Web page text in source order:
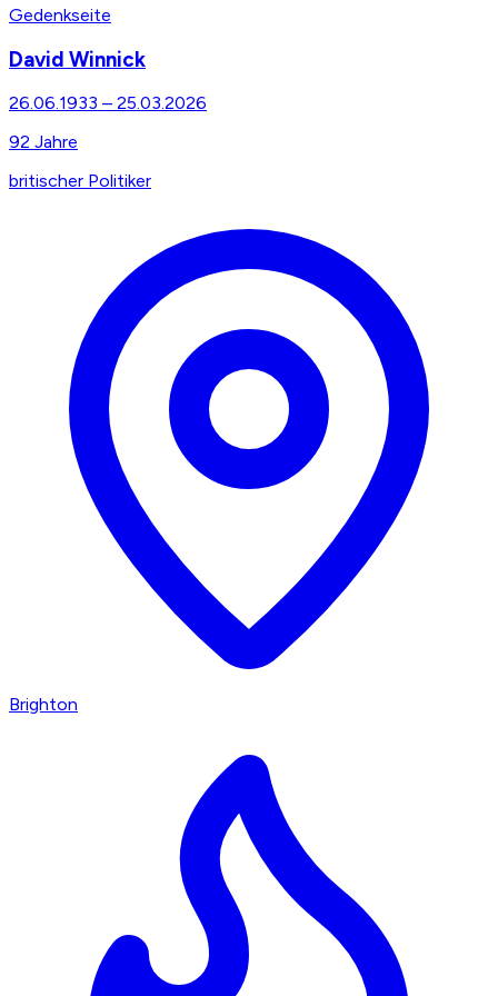
Gedenkseite
David Winnick
26.06.1933 – 25.03.2026
92 Jahre
britischer Politiker
Brighton